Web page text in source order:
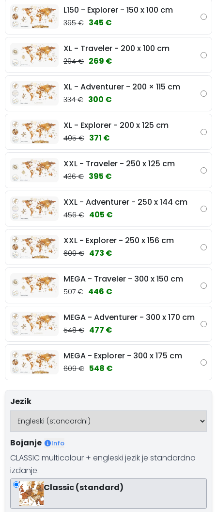
L150 - Explorer - 150 x 100 cm
395 € 345 €
XL - Traveler - 200 x 100 cm
294 € 269 €
XL - Adventurer - 200 × 115 cm
334 € 300 €
XL - Explorer - 200 x 125 cm
405 € 371 €
XXL - Traveler - 250 x 125 cm
436 € 395 €
XXL - Adventurer - 250 x 144 cm
456 € 405 €
XXL - Explorer - 250 x 156 cm
609 € 473 €
MEGA - Traveler - 300 x 150 cm
507 € 446 €
MEGA - Adventurer - 300 x 170 cm
548 € 477 €
MEGA - Explorer - 300 x 175 cm
609 € 548 €
Jezik
Bojanje Info
CLASSIC multicolour + engleski jezik je standardno
izdanje.
Classic (standard)